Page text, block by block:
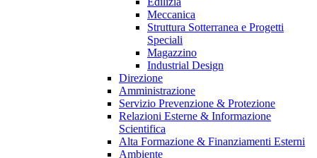
Meccanica
Struttura Sotterranea e Progetti
Speciali
Magazzino
Industrial Design
Direzione
Amministrazione
Servizio Prevenzione & Protezione
Relazioni Esterne & Informazione
Scientifica
Alta Formazione & Finanziamenti Esterni
Ambiente